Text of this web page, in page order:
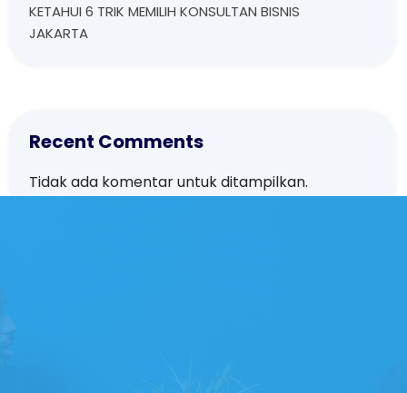
KETAHUI 6 TRIK MEMILIH KONSULTAN BISNIS
JAKARTA
Recent Comments
Tidak ada komentar untuk ditampilkan.